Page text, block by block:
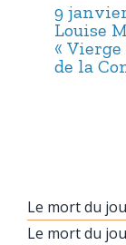
9
Louise
« Vierge
de la
Le mort du
Le mort du